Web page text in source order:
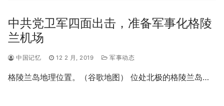
中共党卫军四面出击，准备军事化格陵
兰机场
中国记忆 12 2 月, 2019 军事动态
格陵兰岛地理位置。（谷歌地图） 位处北极的格陵兰岛…